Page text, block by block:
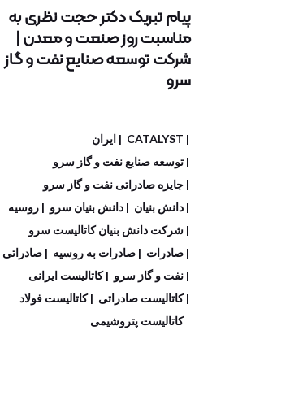
پیام تبریک دکتر حجت نظری به
مناسبت روز صنعت و معدن |
شرکت توسعه صنایع نفت و گاز
سرو
CATALYST
ایران
توسعه صنایع نفت و گاز سرو
جایزه صادراتی نفت و گاز سرو
دانش بنیان
دانش بنیان سرو
روسیه
شرکت دانش بنیان کاتالیست سرو
صادرات
صادرات به روسیه
صادراتی
نفت و گاز سرو
کاتالیست ایرانی
کاتالیست صادراتی
کاتالیست فولاد
کاتالیست پتروشیمی